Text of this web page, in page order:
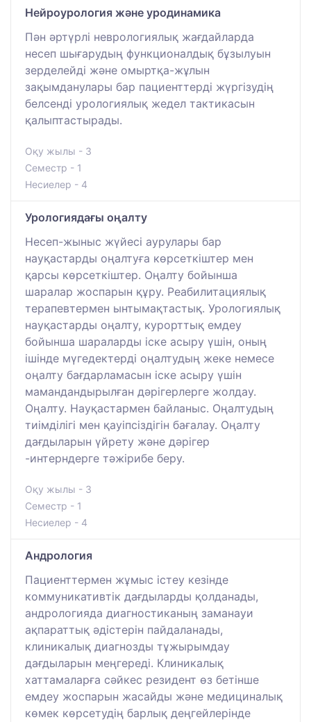
Нейроурология және уродинамика
Пән әртүрлі неврологиялық жағдайларда
несеп шығарудың функционалдық бұзылуын
зерделейді және омыртқа-жұлын
зақымданулары бар пациенттерді жүргізудің
белсенді урологиялық жедел тактикасын
қалыптастырады.
Оқу жылы - 3
Семестр - 1
Несиелер - 4
Урологиядағы оңалту
Несеп-жыныс жүйесі аурулары бар
науқастарды оңалтуға көрсеткіштер мен
қарсы көрсеткіштер. Оңалту бойынша
шаралар жоспарын құру. Реабилитациялық
терапевтермен ынтымақтастық. Урологиялық
науқастарды оңалту, курорттық емдеу
бойынша шараларды іске асыру үшін, оның
ішінде мүгедектерді оңалтудың жеке немесе
оңалту бағдарламасын іске асыру үшін
мамандандырылған дәрігерлерге жолдау.
Оңалту. Науқастармен байланыс. Оңалтудың
тиімділігі мен қауіпсіздігін бағалау. Оңалту
дағдыларын үйрету және дәрігер
-интерндерге тәжірибе беру.
Оқу жылы - 3
Семестр - 1
Несиелер - 4
Андрология
Пациенттермен жұмыс істеу кезінде
коммуникативтік дағдыларды қолданады,
андрологияда диагностиканың заманауи
ақпараттық әдістерін пайдаланады,
клиникалық диагнозды тұжырымдау
дағдыларын меңгереді. Клиникалық
хаттамаларға сәйкес резидент өз бетінше
емдеу жоспарын жасайды және медициналық
көмек көрсетудің барлық деңгейлерінде